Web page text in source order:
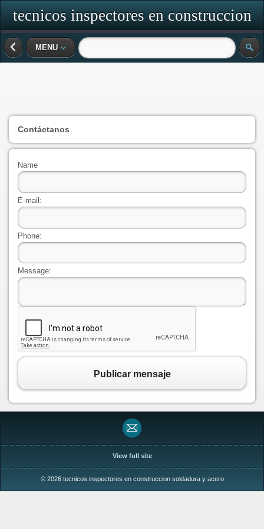
tecnicos inspectores en construccion
soldadura y acero
MENU
Contáctanos
Name
E-mail:
Phone:
Message:
Publicar mensaje
View full site
© 2026 tecnicos inspectores en construccion soldadura y acero